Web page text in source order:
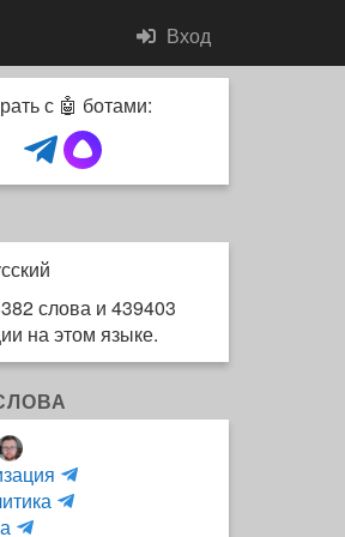
Вход
с 🤖 ботами:
слова и 439403
на этом языке.
и
H
m